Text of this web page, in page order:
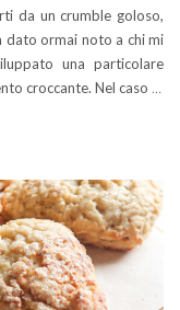
da un crumble goloso,
dato ormai noto a chi mi
una particolare
croccante. Nel caso …